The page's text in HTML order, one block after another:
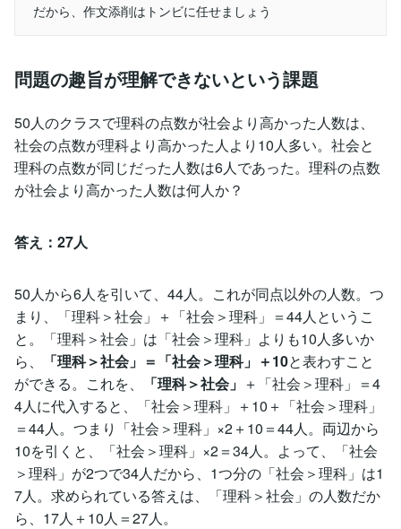
だから、作文添削はトンビに任せましょう
問題の趣旨が理解できないという課題
50人のクラスで理科の点数が社会より高かった人数は、
社会の点数が理科より高かった人より10人多い。社会と
理科の点数が同じだった人数は6人であった。理科の点数
が社会より高かった人数は何人か？
答え：27人
50人から6人を引いて、44人。これが同点以外の人数。つ
まり、「理科＞社会」＋「社会＞理科」＝44人というこ
と。「理科＞社会」は「社会＞理科」よりも10人多いか
ら、
「理科＞社会」＝「社会＞理科」＋10と表わすこと
ができる。これを、
「理科＞社会」 ＋「社会＞理科」＝4
4人に代入すると、「社会＞理科」＋10＋「社会＞理科」
＝44人。つまり「社会＞理科」×2＋10＝44人。両辺から
10を引くと、「社会＞理科」×2＝34人。よって、「社会
＞理科」が2つで34人だから、1つ分の「社会＞理科」は1
7人。求められている答えは、「理科＞社会」の人数だか
ら、17人＋10人＝27人。